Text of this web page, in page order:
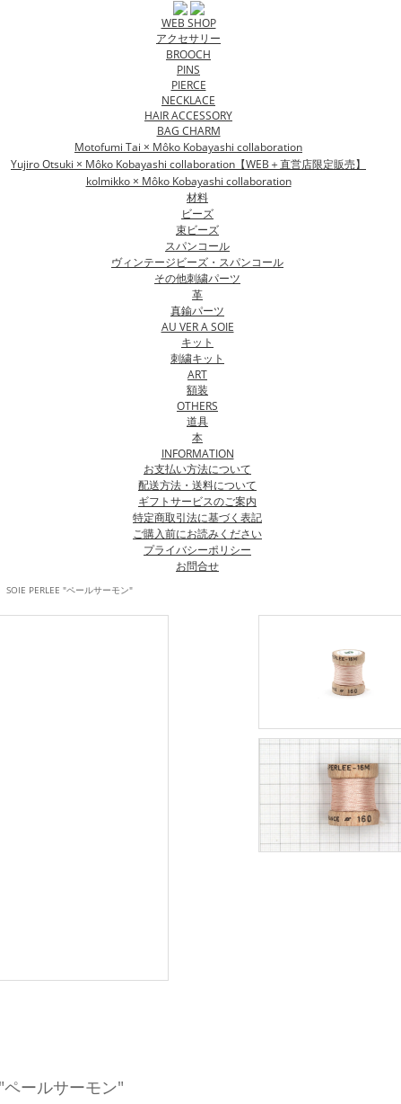
WEB SHOP
アクセサリー
BROOCH
PINS
PIERCE
NECKLACE
HAIR ACCESSORY
BAG CHARM
Motofumi Tai × Môko Kobayashi collaboration
Yujiro Otsuki × Môko Kobayashi collaboration【WEB＋直営店限定販売】
kolmikko × Môko Kobayashi collaboration
材料
ビーズ
束ビーズ
スパンコール
ヴィンテージビーズ・スパンコール
その他刺繍パーツ
革
真鍮パーツ
AU VER A SOIE
キット
刺繍キット
ART
額装
OTHERS
道具
本
INFORMATION
お支払い方法について
配送方法・送料について
ギフトサービスのご案内
特定商取引法に基づく表記
ご購入前にお読みください
プライバシーポリシー
お問合せ
SOIE PERLEE "ペールサーモン"
ペールサーモン"